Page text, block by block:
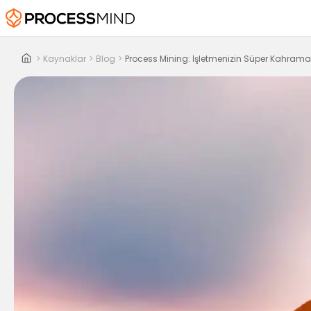
> Kaynaklar > Blog > Process Mining: İşletmenizin Süper